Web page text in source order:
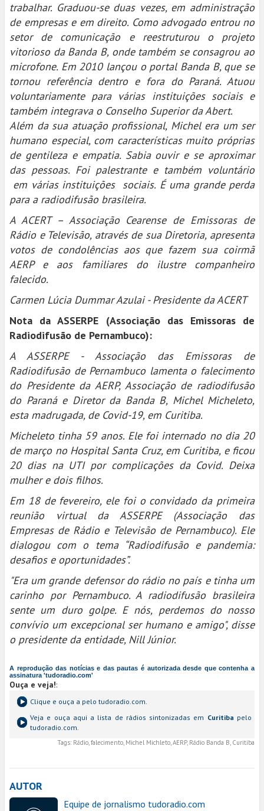
trabalhar. Graduou-se duas vezes, em administração
de empresas e em direito. Como advogado entrou no
setor de comunicação e reestruturou o projeto
vitorioso da Banda B, onde também se consagrou ao
microfone. Em 2010 lançou o portal Banda B, que se
tornou referência dentro e fora do Paraná. Atuou
voluntariamente para várias instituições sociais e
também integrava o Conselho Superior da Abert.
Além da sua atuação profissional, Michel era um ser
humano especial, com características muito próprias
de gentileza e empatia. Sabia ouvir e se aproximar
das pessoas. Foi palestrante e também voluntário
em várias instituições sociais. É uma grande perda
para a radiodifusão brasileira.
A ACERT – Associação Cearense de Emissoras de
Rádio e Televisão, através de sua Diretoria, apresenta
votos de condolências aos que fazem sua coirmã
AERP e aos familiares do ilustre companheiro
falecido.
Carmen Lúcia Dummar Azulai - Presidente da ACERT
Nota da ASSERPE (Associação das Emissoras de
Radiodifusão de Pernambuco):
A ASSERPE - Associação das Emissoras de
Radiodifusão de Pernambuco lamenta o falecimento
do Presidente da AERP, Associação de radiodifusão
do Paraná e Diretor da Banda B, Michel Micheleto,
esta madrugada, de Covid-19, em Curitiba.
Micheleto tinha 59 anos. Ele foi internado no dia 20
de março no Hospital Santa Cruz, em Curitiba, e ficou
20 dias na UTI por complicações da Covid. Deixa
mulher e dois filhos.
Em 18 de fevereiro, ele foi o convidado da primeira
reunião virtual da ASSERPE (Associação das
Empresas de Rádio e Televisão de Pernambuco). Ele
dialogou com o tema “Radiodifusão e pandemia:
desafios e oportunidades”.
"Era um grande defensor do rádio no país e tinha um
carinho por Pernambuco. A radiodifusão brasileira
sente um duro golpe. E nós, perdemos do nosso
convívio um excepcional ser humano e amigo", disse
o presidente da entidade, Nill Júnior.
A reprodução das notícias e das pautas é autorizada desde que contenha a
assinatura 'tudoradio.com'
Ouça e veja!:
Clique e ouça a pelo tudoradio.com.
Veja e ouça aqui a lista de rádios sintonizadas em Curitiba pelo
tudoradio.com.
Tags: Rádio, falecimento, Michel Michleto, AERP, Rádio Banda B, Curitiba
AUTOR
Equipe de jornalismo tudoradio.com